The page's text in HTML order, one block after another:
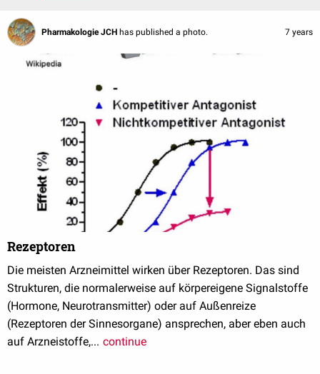
Pharmakologie JCH has published a photo. 7 years
Rezeptoren
Die meisten Arzneimittel wirken über Rezeptoren. Das sind
Strukturen, die normalerweise auf körpereigene Signalstoffe
(Hormone, Neurotransmitter) oder auf Außenreize
(Rezeptoren der Sinnesorgane) ansprechen, aber eben auch
auf Arzneistoffe,... continue